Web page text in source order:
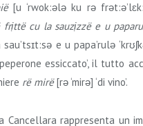
[u ‘rwok:ǝlǝ ku rǝ
frịttë cu la sauzịzzë e u
e u papa’rulǝ
essiccato’, il tutto
rë mirë[rǝ ‘mirǝ] ‘di vino’.
Cancellara rappresenta un